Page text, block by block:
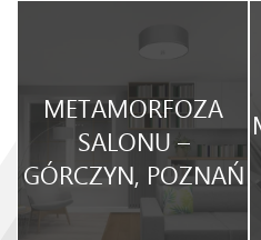
METAMORFOZA
SALONU –
GÓRCZYN, POZNAŃ